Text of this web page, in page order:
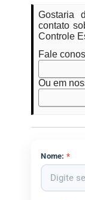
Gostaria
contato
Controle
Fale
Ou em
Nome: *